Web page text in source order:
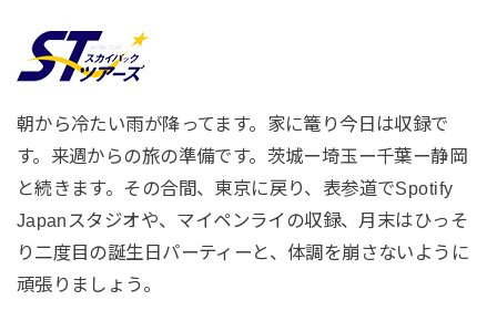
朝から冷たい雨が降ってます。家に篭り今日は収録で
す。来週からの旅の準備です。茨城ー埼玉ー千葉ー静岡
と続きます。その合間、東京に戻り、表参道でSpotify
Japanスタジオや、マイペンライの収録、月末はひっそ
り二度目の誕生日パーティーと、体調を崩さないように
頑張りましょう。